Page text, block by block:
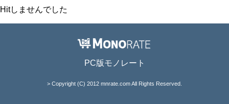
Hitしませんでした
PC版モノレート
> Copyright (C) 2012 mnrate.com All Rights Reserved.